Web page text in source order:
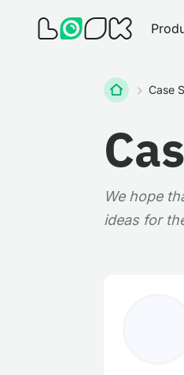
HomeCase
We hope
ideas for